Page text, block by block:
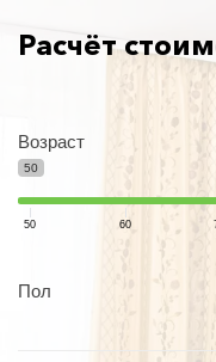
Расчёт